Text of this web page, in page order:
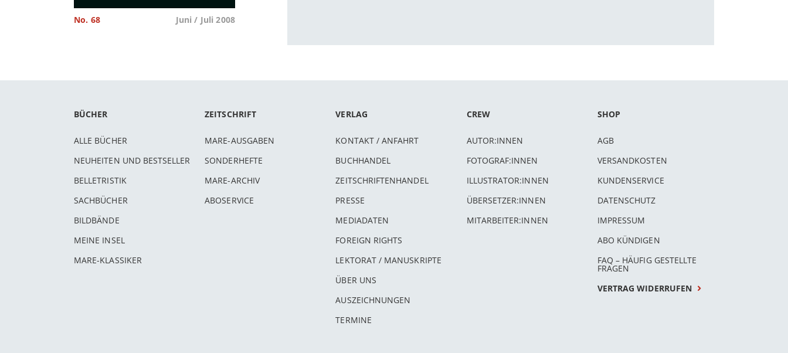
No. 68 Juni / Juli 2008
BÜCHER
ALLE BÜCHER
NEUHEITEN UND BESTSELLER
BELLETRISTIK
SACHBÜCHER
BILDBÄNDE
MEINE INSEL
MARE-KLASSIKER
ZEITSCHRIFT
MARE-AUSGABEN
SONDERHEFTE
MARE-ARCHIV
ABOSERVICE
VERLAG
KONTAKT / ANFAHRT
BUCHHANDEL
ZEITSCHRIFTENHANDEL
PRESSE
MEDIADATEN
FOREIGN RIGHTS
LEKTORAT / MANUSKRIPTE
ÜBER UNS
AUSZEICHNUNGEN
TERMINE
CREW
AUTOR:INNEN
FOTOGRAF:INNEN
ILLUSTRATOR:INNEN
ÜBERSETZER:INNEN
MITARBEITER:INNEN
SHOP
AGB
VERSANDKOSTEN
KUNDENSERVICE
DATENSCHUTZ
IMPRESSUM
ABO KÜNDIGEN
FAQ – HÄUFIG GESTELLTE
FRAGEN
VERTRAG WIDERRUFEN